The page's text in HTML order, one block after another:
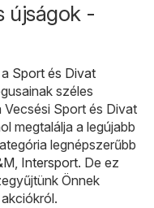
újságok -
Sport és Divat
széles
Vecsési Sport és Divat
megtalálja a legújabb
legnépszerűbb
, Intersport. De ez
Önnek